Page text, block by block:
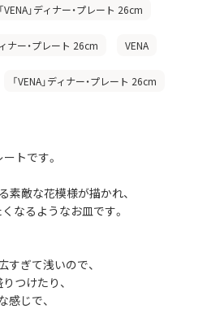
「VENA」ディナー・プレート 26cm
ィナー・プレート 26cm VENA
「VENA」ディナー・プレート 26cm
トです。
素敵な花模様が描かれ、
なるようなお皿です。
すぎて浅いので、
つけたり、
感じで、